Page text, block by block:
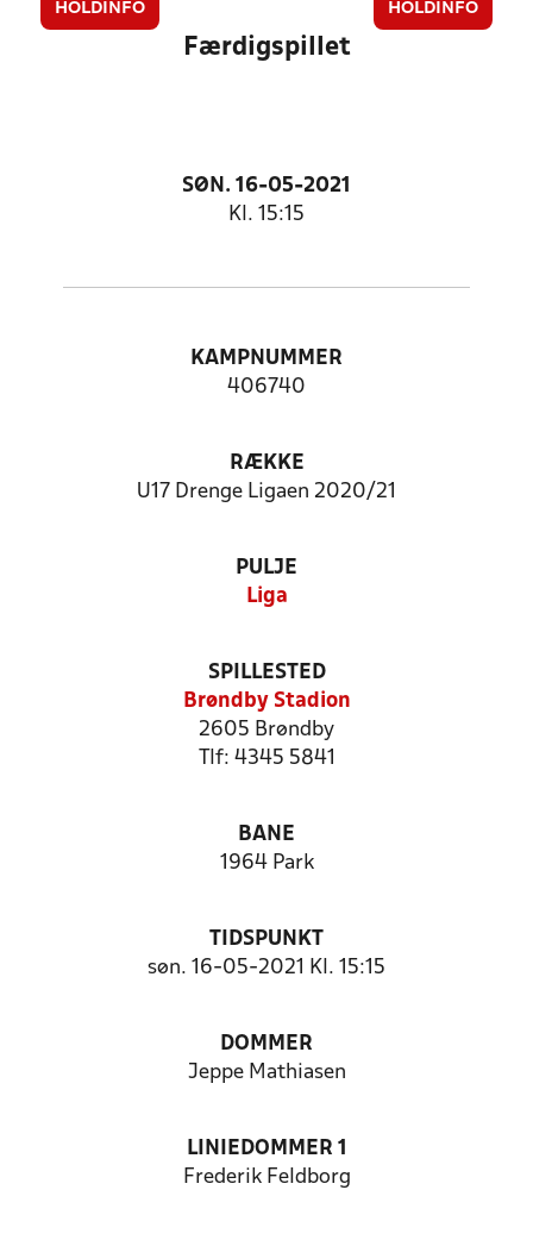
HOLDINFO HOLDINFO
Færdigspillet
SØN. 16-05-2021
Kl. 15:15
KAMPNUMMER
406740
RÆKKE
U17 Drenge Ligaen 2020/21
PULJE
Liga
SPILLESTED
Brøndby Stadion
2605 Brøndby
Tlf: 4345 5841
BANE
1964 Park
TIDSPUNKT
søn. 16-05-2021 Kl. 15:15
DOMMER
Jeppe Mathiasen
LINIEDOMMER 1
Frederik Feldborg